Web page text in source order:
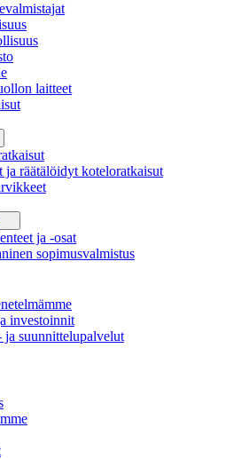
laitteet
ja räätälöidyt koteloratkaisut
ja -osat
sopimusvalmistus
investoinnit
ja suunnittelupalvelut